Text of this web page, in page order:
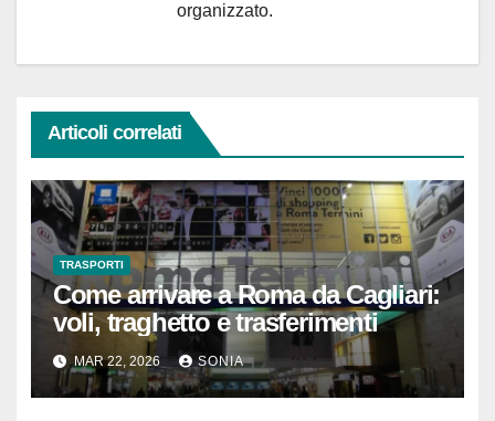
organizzato.
Articoli correlati
TRASPORTI
Come arrivare a Roma da Cagliari:
voli, traghetto e trasferimenti
MAR 22, 2026 SONIA